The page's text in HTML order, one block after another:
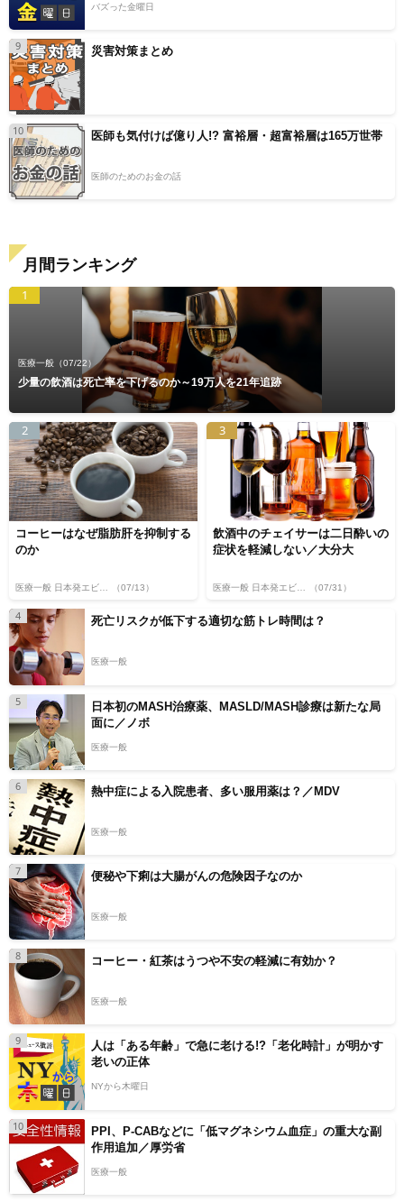
バズった金曜日
9 災害対策まとめ
10 医師も気付けば億り人!? 富裕層・超富裕層は165万世帯
医師のためのお金の話
月間ランキング
1
医療一般 （07/22）
少量の飲酒は死亡率を下げるのか～19万人を21年追跡
2
コーヒーはなぜ脂肪肝を抑制する
のか
医療一般 日本発エビデンス （07/13）
3
飲酒中のチェイサーは二日酔いの
症状を軽減しない／大分大
医療一般 日本発エビデンス （07/31）
4 死亡リスクが低下する適切な筋トレ時間は？
医療一般
5
日本初のMASH治療薬、MASLD/MASH診療は新たな局
面に／ノボ
医療一般
6 熱中症による入院患者、多い服用薬は？／MDV
医療一般
7 便秘や下痢は大腸がんの危険因子なのか
医療一般
8 コーヒー・紅茶はうつや不安の軽減に有効か？
医療一般
9
人は「ある年齢」で急に老ける!?「老化時計」が明かす
老いの正体
NYから木曜日
10
PPI、P-CABなどに「低マグネシウム血症」の重大な副
作用追加／厚労省
医療一般